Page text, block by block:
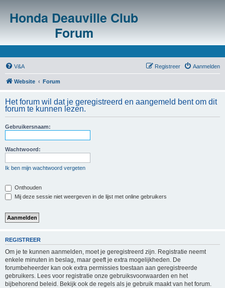
Honda Deauville Club
Forum
V&A Aanmelden
Registreer
Website Forum
Het forum wil dat je geregistreerd en aangemeld bent om dit
forum te kunnen lezen.
Gebruikersnaam:
Wachtwoord:
Ik ben mijn wachtwoord vergeten
Onthouden
Mij deze sessie niet weergeven in de lijst met online gebruikers
REGISTREER
Om je te kunnen aanmelden, moet je geregistreerd zijn. Registratie neemt
enkele minuten in beslag, maar geeft je extra mogelijkheden. De
forumbeheerder kan ook extra permissies toestaan aan geregistreerde
gebruikers. Lees voor registratie onze gebruiksvoorwaarden en het
bijbehorend beleid. Bekijk ook de regels als je gebruik maakt van het forum.